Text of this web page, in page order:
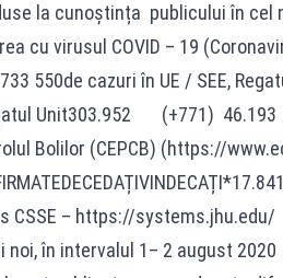
la cunoștința publicului în cel
cu virusul COVID – 19
550de cazuri în UE / SEE,
Bolilor (CEPCB) (https://
CSSE – https://systems.jhu.edu/
în intervalul 1– 2 august 2020